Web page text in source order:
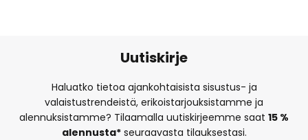
Uutiskirje
Haluatko tietoa ajankohtaisista sisustus- ja
valaistustrendeistä, erikoistarjouksistamme ja
alennuksistamme? Tilaamalla uutiskirjeemme saat 15 %
alennusta*seuraavasta tilauksestasi.